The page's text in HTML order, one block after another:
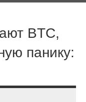
BTC,
панику: